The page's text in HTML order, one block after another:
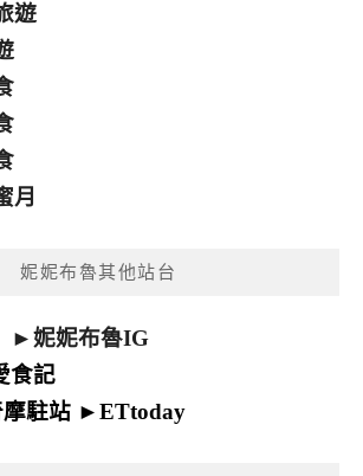
遊
月
妮妮布魯其他站台
►妮妮布魯IG
食記
摩駐站 ►ETtoday